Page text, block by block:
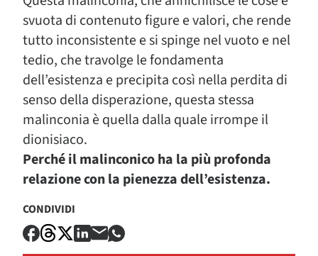
svuota di contenuto figure e valori, che rende
tutto inconsistente e si spinge nel vuoto e nel
tedio, che travolge le fondamenta
dell’esistenza e precipita così nella perdita di
senso della disperazione, questa stessa
malinconia è quella dalla quale irrompe il
dionisiaco.
Perché il malinconico ha la più profonda
relazione con la pienezza dell’esistenza.
CONDIVIDI